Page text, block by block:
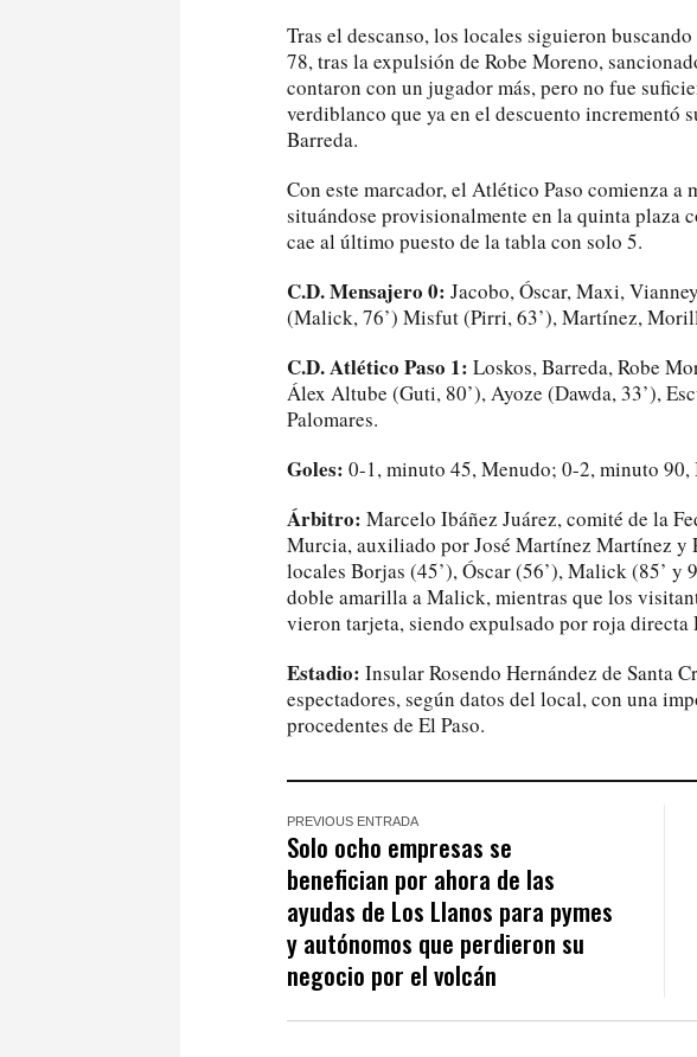
Tras el descanso, los locales siguieron
78, tras la expulsión de Robe Moreno,
contaron con un jugador más, pero no fue
verdiblanco que ya en el descuento incrementó
Barreda.
Con este marcador, el Atlético Paso comienza
situándose provisionalmente en la quinta plaza
cae al último puesto de la tabla con solo 5.
C.D. Mensajero 0: Jacobo, Óscar, Maxi,
(Malick, 76’) Misfut (Pirri, 63’), Martínez,
C.D. Atlético Paso 1: Loskos, Barreda, Robe
Álex Altube (Guti, 80’), Ayoze (Dawda, 33’),
Palomares.
Goles: 0-1, minuto 45, Menudo; 0-2, minuto 90,
Árbitro: Marcelo Ibáñez Juárez, comité de la
Murcia, auxiliado por José Martínez Martínez y
locales Borjas (45’), Óscar (56’), Malick (85’ y
doble amarilla a Malick, mientras que los
vieron tarjeta, siendo expulsado por roja directa
Estadio: Insular Rosendo Hernández de Santa
espectadores, según datos del local, con una
procedentes de El Paso.
PREVIOUS ENTRADA
Solo ocho empresas se
benefician por ahora de las
ayudas de Los Llanos para pymes
y autónomos que perdieron su
negocio por el volcán